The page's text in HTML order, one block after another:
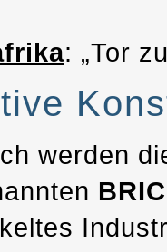
: „Tor
werden